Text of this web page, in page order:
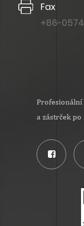
Fax
+86-
a zástrček po